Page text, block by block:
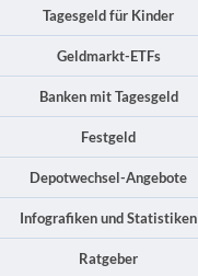
Tagesgeld für Kinder
Geldmarkt-ETFs
Banken mit Tagesgeld
Festgeld
Depotwechsel-Angebote
Infografiken und Statistiken
Ratgeber